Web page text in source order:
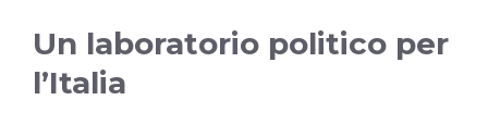
Un laboratorio politico per
l’Italia